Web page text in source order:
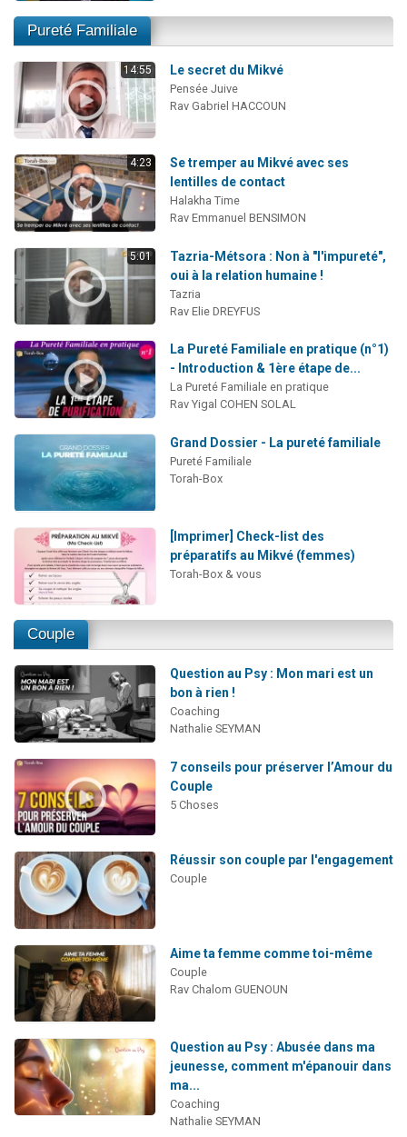
Pureté Familiale
14:55 Le secret du Mikvé
Pensée Juive
Rav Gabriel HACCOUN
4:23
Se tremper au Mikvé avec ses
lentilles de contact
Halakha Time
Rav Emmanuel BENSIMON
5:01
Tazria-Métsora : Non à "l'impureté",
oui à la relation humaine !
Tazria
Rav Elie DREYFUS
La Pureté Familiale en pratique (n°1)
- Introduction & 1ère étape de...
La Pureté Familiale en pratique
Rav Yigal COHEN SOLAL
Grand Dossier - La pureté familiale
Pureté Familiale
Torah-Box
[Imprimer] Check-list des
préparatifs au Mikvé (femmes)
Torah-Box & vous
Couple
Question au Psy : Mon mari est un
bon à rien !
Coaching
Nathalie SEYMAN
7 conseils pour préserver l’Amour du
Couple
5 Choses
Réussir son couple par l'engagement
Couple
Aime ta femme comme toi-même
Couple
Rav Chalom GUENOUN
Question au Psy : Abusée dans ma
jeunesse, comment m'épanouir dans
ma...
Coaching
Nathalie SEYMAN